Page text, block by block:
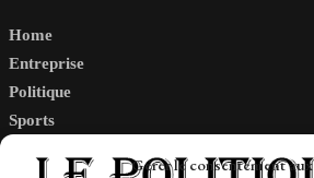
Gérer le consentement aux
Home
Entreprise
Politique
Sports